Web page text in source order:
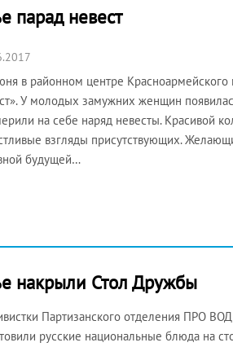
парад невест
в районном центре
У молодых замужних женщин
на себе наряд невесты. Красивой
взгляды присутствующих.
будущей…
накрыли Стол Дружбы
Партизанского отделения ПРО
русские национальные блюда на